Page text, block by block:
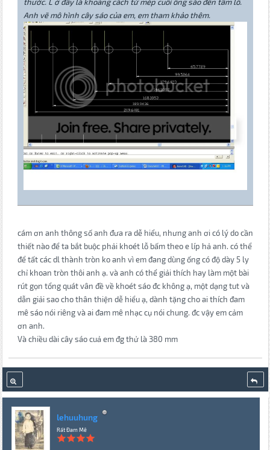
thước. L ở đây là khoảng cách từ mép cuối ống sáo đến tâm lỗ.
Anh vẽ mô hình cây sáo của em, em tham khảo thêm.
cám ơn anh thông số anh đưa ra dễ hiểu, nhưng anh ơi có lý do cần
thiết nào để ta bắt buộc phải khoét lỗ bấm theo e líp hả anh. có thể
để tất các dl thành tròn ko anh vì em đang dùng ống có độ dày 5 ly
chỉ khoan tròn thôi anh ạ. và anh có thể giải thích hay làm một bài
rút gọn tổng quát vân đề về khoét sáo đc không ạ, một dạng tut và
dẫn giải sao cho thân thiện dễ hiểu ạ, dành tặng cho ai thích đam
mê sáo nói riêng và ai đam mê nhạc cụ nói chung. đc vậy em cảm
ơn anh.
Và chiều dài cây sáo cuả em đg thử là 380 mm
lehuuhung
Rất Đam Mê